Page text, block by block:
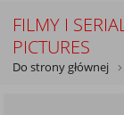
FILMY I
PICTURES
Do strony głównej